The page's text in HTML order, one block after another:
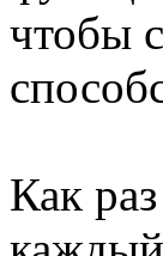
чтобы
Как